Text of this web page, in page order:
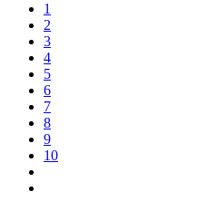
1
2
3
4
5
6
7
8
9
10